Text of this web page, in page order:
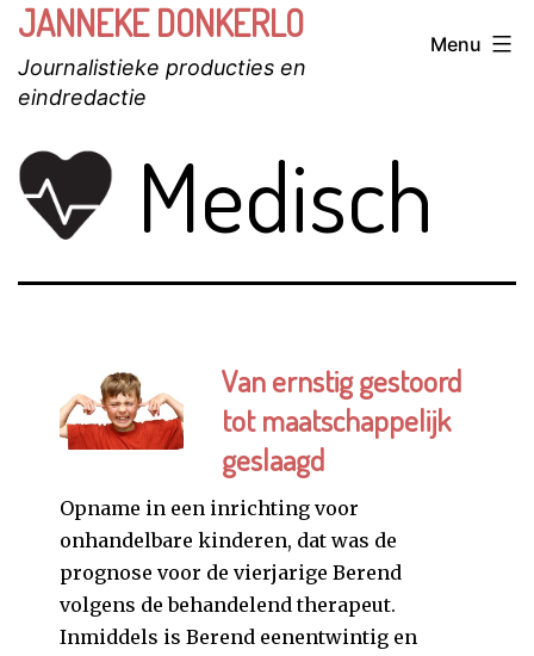
de
inhoud
JANNEKE DONKERLO
Journalistieke producties en
eindredactie
Menu
Medisch
Van ernstig gestoord
tot maatschappelijk
geslaagd
Opname in een inrichting voor
onhandelbare kinderen, dat was de
prognose voor de vierjarige Berend
volgens de behandelend therapeut.
Inmiddels is Berend eenentwintig en